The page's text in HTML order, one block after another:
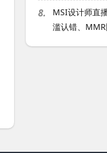
8.
MSI设计师直
滥认错、